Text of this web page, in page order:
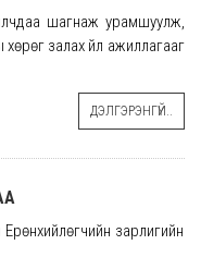
шагнаж урамшуулж,
залах үйл ажиллагааг
ДЭЛГЭРЭНГҮЙ..
зарлигийн